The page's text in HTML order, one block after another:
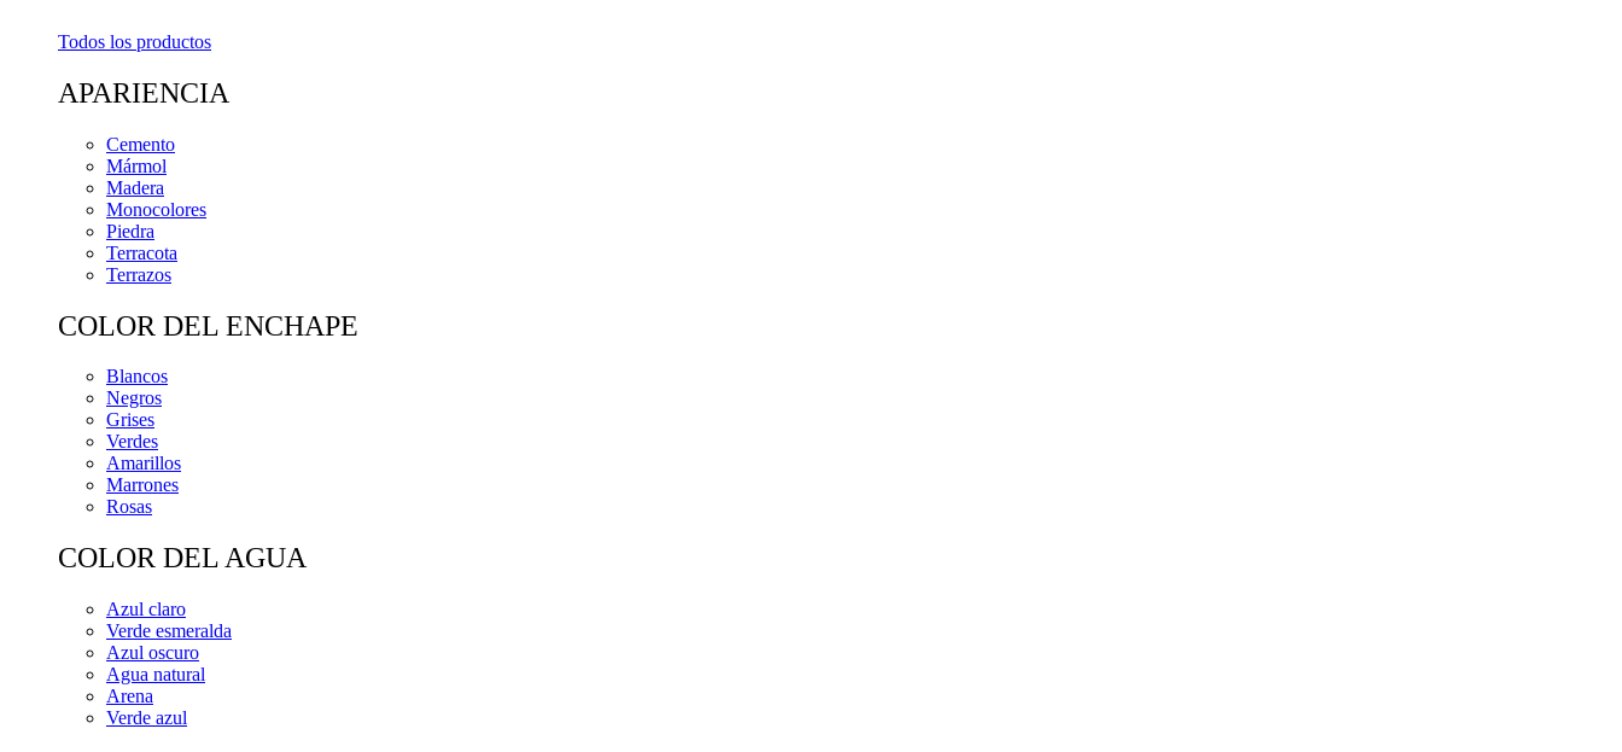
Todos los productos
APARIENCIA
Cemento
Mármol
Madera
Monocolores
Piedra
Terracota
Terrazos
COLOR DEL ENCHAPE
Blancos
Negros
Grises
Verdes
Amarillos
Marrones
Rosas
COLOR DEL AGUA
Azul claro
Verde esmeralda
Azul oscuro
Agua natural
Arena
Verde azul